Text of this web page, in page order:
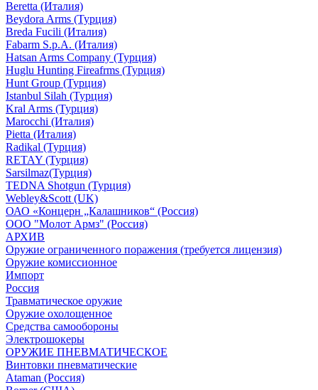
Beretta (Италия)
Beydora Arms (Турция)
Breda Fucili (Италия)
Fabarm S.p.A. (Италия)
Hatsan Arms Company (Турция)
Huglu Hunting Fireafrms (Турция)
Hunt Group (Турция)
Istanbul Silah (Турция)
Kral Arms (Турция)
Marocchi (Италия)
Pietta (Италия)
Radikal (Турция)
RETAY (Турция)
Sarsilmaz(Турция)
TEDNA Shotgun (Турция)
Webley&Scott (UK)
ОАО «Концерн „Калашников“ (Россия)
ООО "Молот Армз" (Россия)
АРХИВ
Оружие ограниченного поражения (требуется лицензия)
Оружие комиссионное
Импорт
Россия
Травматическое оружие
Оружие охолощенное
Средства самообороны
Электрошокеры
ОРУЖИЕ ПНЕВМАТИЧЕСКОЕ
Винтовки пневматические
Ataman (Россия)